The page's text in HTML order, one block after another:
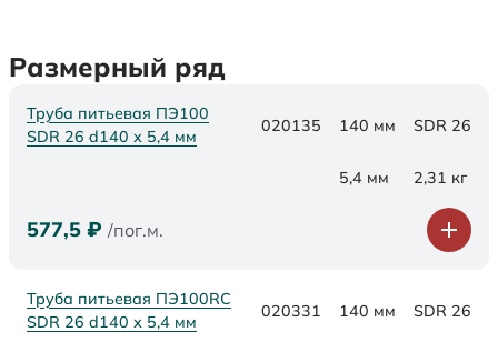
Размерный ряд
Труба питьевая ПЭ100
SDR 26 d140 х 5,4 мм
020135 140 мм SDR 26
5,4 мм 2,31 кг
577,5 ₽ /пог.м.
Труба питьевая ПЭ100RC
SDR 26 d140 х 5,4 мм
020331 140 мм SDR 26